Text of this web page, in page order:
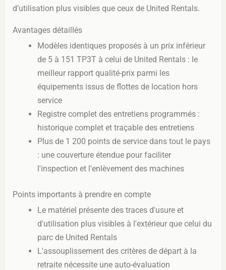
d’utilisation plus visibles que ceux de United Rentals.
Avantages détaillés
Modèles identiques proposés à un prix inférieur
de 5 à 151 TP3T à celui de United Rentals : le
meilleur rapport qualité-prix parmi les
équipements issus de flottes de location hors
service
Registre complet des entretiens programmés :
historique complet et traçable des entretiens
Plus de 1 200 points de service dans tout le pays
: une couverture étendue pour faciliter
l'inspection et l'enlèvement des machines
Points importants à prendre en compte
Le matériel présente des traces d'usure et
d'utilisation plus visibles à l'extérieur que celui du
parc de United Rentals
L'assouplissement des critères de départ à la
retraite nécessite une auto-évaluation